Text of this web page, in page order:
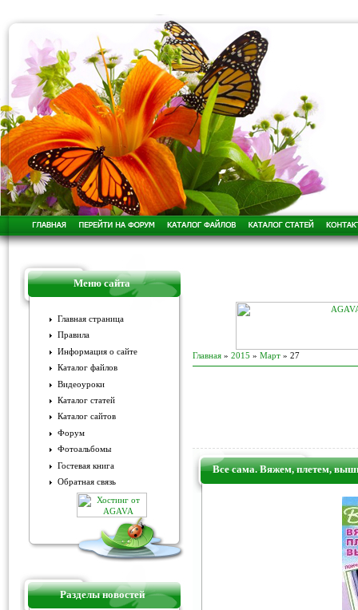
Меню сайта
Главная страница
Правила
Информация о сайте
Каталог файлов
Видеоуроки
Каталог статей
Каталог сайтов
Форум
Фотоальбомы
Гостевая книга
Обратная связь
Разделы новостей
Главная » 2015 » Март » 27
Все сама. Вяжем, плетем,